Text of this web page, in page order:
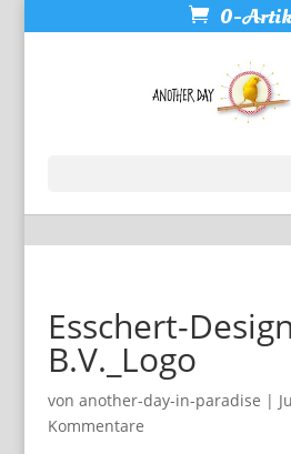
0-
Esschert-
B.V._Logo
von another-day-in-paradise |
Kommentare